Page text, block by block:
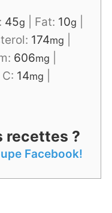
45g Fat: 10g
174mg
606mg
14mg
recettes ?
Facebook!